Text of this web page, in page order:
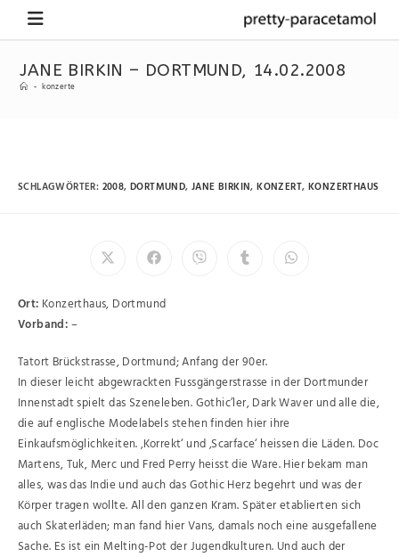
JANE BIRKIN – DORTMUND, 14.02.2008
- konzerte
SCHLAGWÖRTER: 2008, DORTMUND, JANE BIRKIN, KONZERT, KONZERTHAUS
Ort: Konzerthaus, Dortmund
Vorband:–
Tatort Brückstrasse, Dortmund; Anfang der 90er.
In dieser leicht abgewrackten Fussgängerstrasse in der Dortmunder
Innenstadt spielt das Szeneleben. Gothic’ler, Dark Waver und alle die,
die auf englische Modelabels stehen finden hier ihre
Einkaufsmöglichkeiten. ‚Korrekt‘ und ‚Scarface‘ heissen die Läden. Doc
Martens, Tuk, Merc und Fred Perry heisst die Ware. Hier bekam man
alles, was das Indie und auch das Gothic Herz begehrt und was der
Körper tragen wollte. All den ganzen Kram. Später etablierten sich
auch Skaterläden; man fand hier Vans, damals noch eine ausgefallene
Sache. Es ist ein Melting-Pot der Jugendkulturen. Und auch der